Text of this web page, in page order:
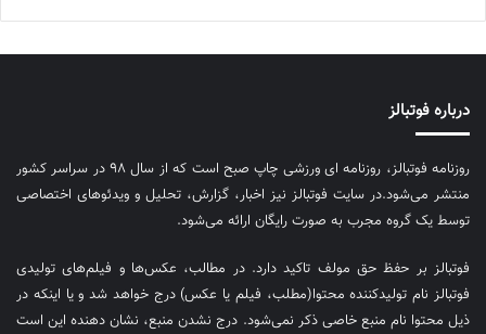
درباره فوتبالز
روزنامه فوتبالز، روزنامه ای ورزشی چاپ صبح است که از سال ۹۸ در سراسر کشور
منتشر می‌شود.در سایت فوتبالز نیز اخبار، گزارش، تحلیل و ویدئوهای اختصاصی
توسط یک گروه مجرب به صورت رایگان ارائه می‌شود.
فوتبالز بر حفظ حق مولف تاکید دارد. در مطالب، عکس‌ها و فیلم‌های تولیدی
فوتبالز نام تولیدکننده محتوا(مطلب، فیلم یا عکس) درج خواهد شد و یا اینکه در
ذیل محتوا نام منبع خاصی ذکر نمی‌‎شود. درج نشدن منبع، نشان دهنده این است